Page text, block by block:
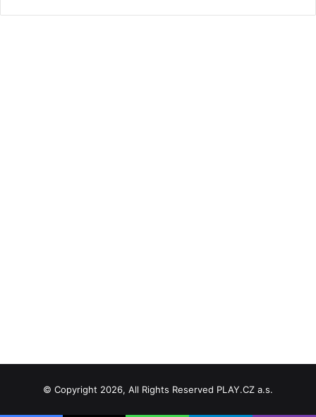
© Copyright 2026, All Rights Reserved PLAY.CZ a.s.